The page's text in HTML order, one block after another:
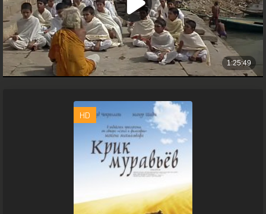
HD